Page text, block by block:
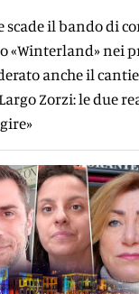
scade il bando di
«Winterland» nei
anche il
Zorzi: le due